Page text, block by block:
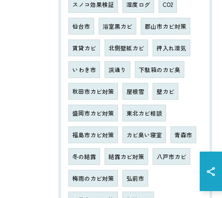
スノコ効果検証 湿度ログ CO2
仙台市 浴室黒カビ 郡山市カビ対策
賃貸カビ 北側壁紙カビ 押入れ湿気
いわき市 浜通り 下駄箱のカビ臭
秋田市カビ対策 屋根雪 壁カビ
盛岡市カビ対策 東北カビ相談
福島市カビ対策 カビ臭い寝室 青森市
冬の結露 結露カビ対策 八戸市カビ
梅雨のカビ対策 弘前市